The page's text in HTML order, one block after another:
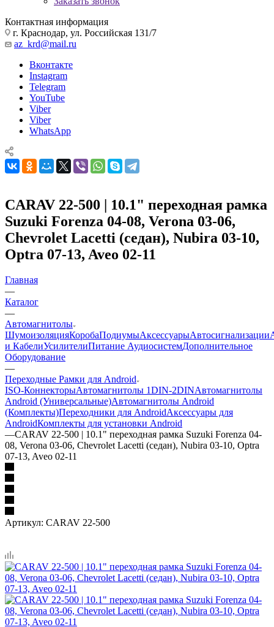
Контактная информация
г. Краснодар, ул. Российская 131/7
az_krd@mail.ru
Вконтакте
Instagram
Telegram
YouTube
Viber
Viber
WhatsApp
CARAV 22-500 | 10.1" переходная рамка
Suzuki Forenza 04-08, Verona 03-06,
Chevrolet Lacetti (седан), Nubira 03-10,
Optra 07-13, Aveo 02-11
Главная
—
Каталог
—
Автомагнитолы
ШумоизоляцияКоробаПодиумыАксессуарыАвтосигнализации
и КабелиУсилителиПитание АудиосистемДополнительное
Оборудование
—
Переходные Рамки для Android
ISO-КоннекторыАвтомагнитолы 1DIN-2DINАвтомагнитолы
Android (Универсальные)Автомагнитолы Android
(Комплекты)Переходники для AndroidАксессуары для
AndroidКомплекты для установки Android
—CARAV 22-500 | 10.1" переходная рамка Suzuki Forenza 04-
08, Verona 03-06, Chevrolet Lacetti (седан), Nubira 03-10, Optra
07-13, Aveo 02-11
Артикул: CARAV 22-500